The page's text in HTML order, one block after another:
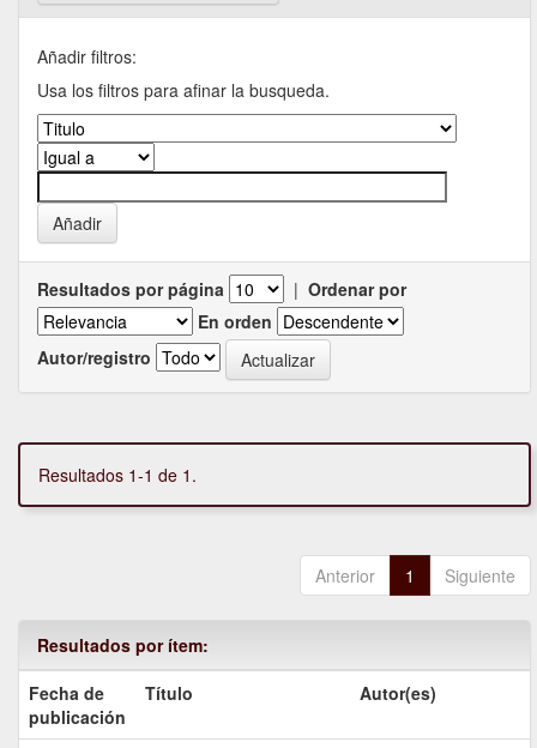
Añadir filtros:
Usa los filtros para afinar la busqueda.
Resultados por página | Ordenar por
En orden
Autor/registro
Resultados 1-1 de 1.
Anterior 1 Siguiente
Resultados por ítem:
Fecha de
publicación
Título Autor(es)